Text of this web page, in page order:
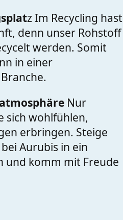
z Im Recycling hast
denn unser Rohstoff
werden. Somit
in einer
Nur
sich wohlfühlen,
erbringen. Steige
Aurubis in ein
und komm mit Freude